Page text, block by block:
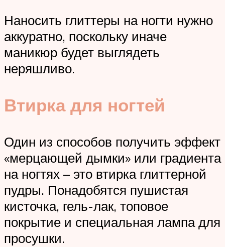
Наносить глиттеры на ногти нужно
аккуратно, поскольку иначе
маникюр будет выглядеть
неряшливо.
Втирка для ногтей
Один из способов получить эффект
«мерцающей дымки» или градиента
на ногтях – это втирка глиттерной
пудры. Понадобятся пушистая
кисточка, гель-лак, топовое
покрытие и специальная лампа для
просушки.